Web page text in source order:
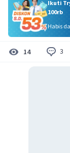
Ikuti
100rb
Habis
14 3